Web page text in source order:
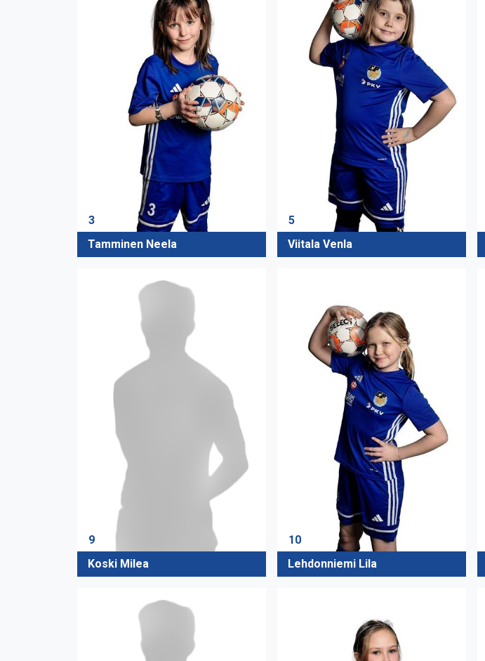
3
Tamminen Neela
5
Viitala Venla
9
Koski Milea
10
Lehdonniemi Lila